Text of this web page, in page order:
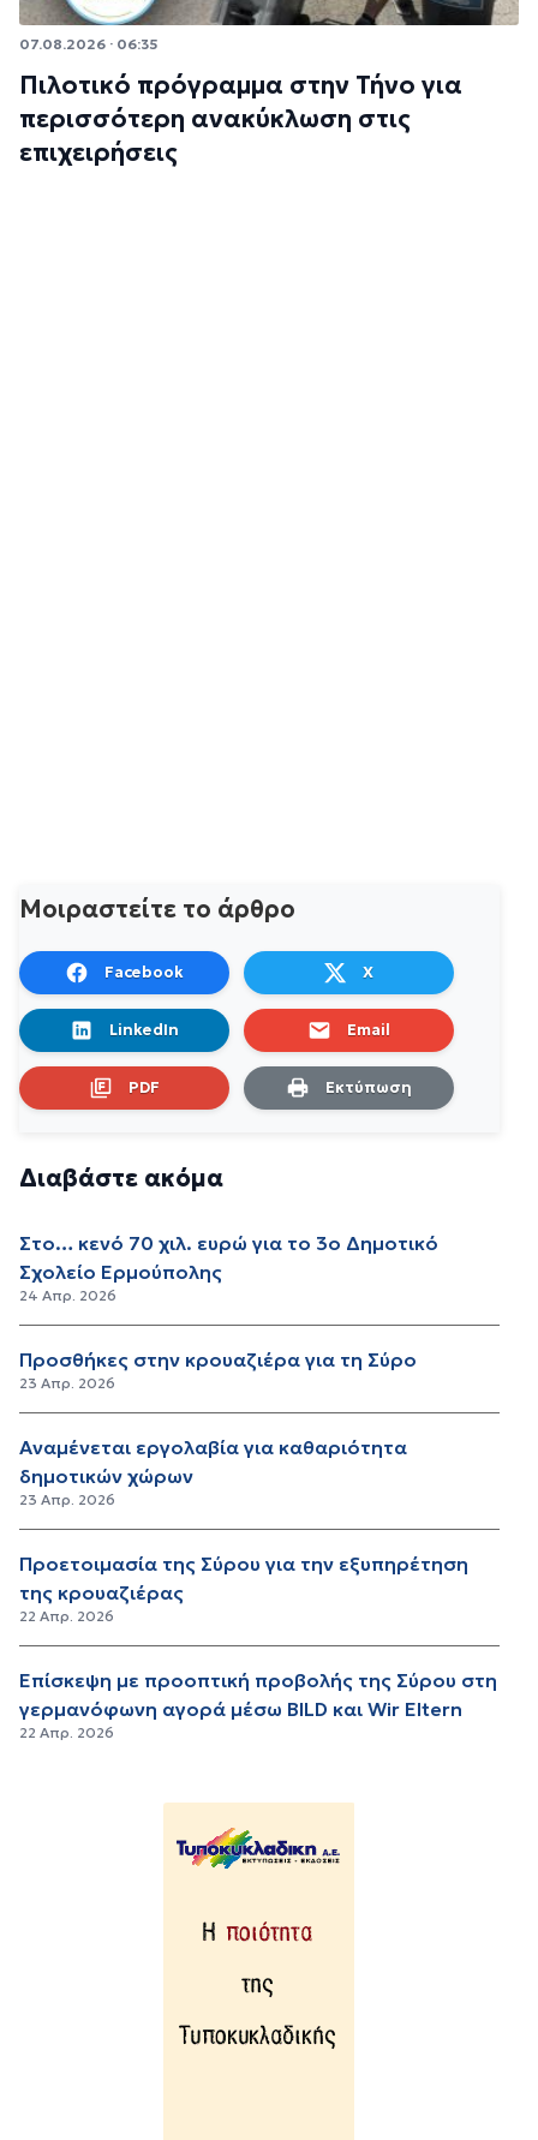
07.08.2026 · 06:35
Πιλοτικό πρόγραμμα στην Τήνο για
περισσότερη ανακύκλωση στις
επιχειρήσεις
Μοιραστείτε το άρθρο
Facebook X
LinkedIn Email
PDF Εκτύπωση
Διαβάστε ακόμα
Στο… κενό 70 χιλ. ευρώ για το 3ο Δημοτικό
Σχολείο Ερμούπολης
24 Απρ. 2026
Προσθήκες στην κρουαζιέρα για τη Σύρο
23 Απρ. 2026
Αναμένεται εργολαβία για καθαριότητα
δημοτικών χώρων
23 Απρ. 2026
Προετοιμασία της Σύρου για την εξυπηρέτηση
της κρουαζιέρας
22 Απρ. 2026
Επίσκεψη με προοπτική προβολής της Σύρου στη
γερμανόφωνη αγορά μέσω BILD και Wir Eltern
22 Απρ. 2026